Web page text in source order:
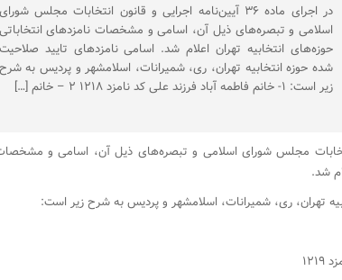
در اجرای ماده ۳۶ آیین‌نامه اجرایی و قانون انتخابات مجلس شورای
اسلامی و تبصره‌های ذیل آن، اسامی و مشخصات نامزدهای انتخاباتی
حوزه‌های انتخابیه تهران اعلام شد. اسامی نامزدهای تایید صلاحیت
شده حوزه انتخابیه تهران، ری، شمیرانات، اسلامشهر و پردیس به شرح
زیر است: ۱- خانم فاطمه آباد فرزند علی کد نامزد ۱۲۱۸ ۲ – خانم […]
و قانون انتخابات مجلس شورای اسلامی و تبصره‌های ذیل آن، اسامی و
شد.
تهران، ری، شمیرانات، اسلامشهر و پردیس به شرح زیر است: